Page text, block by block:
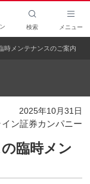
検索 メニュー
時メンテナンスのご案内
2025年10月31日
ン証券カンパニー
臨時メン